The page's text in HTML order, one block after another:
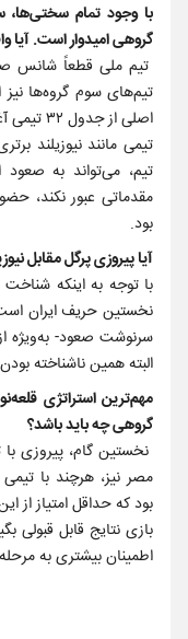
با وجود تمام سختی‌ها،
گروهی امیدوار است. آیا
تیم ملی قطعاً شانس
تیم‌های سوم گروه‌ها
اصلی از
تیمی مانند نیوزیلند
تیم، می‌تواند به صعود
مقدماتی عبور نکند،
بود.
آیا پیروزی پرگل مقابل
با توجه به اینکه شناخت
نخستین حریف ایران
سرنوشت صعود- به‌ویژه
البته همین ناشناخته
مهم‌ترین استراتژی
گروهی چه باید باشد؟
نخستین گام، پیروزی با
مصر نیز، هرچند با تیمی
بود که حداقل امتیاز از
بازی نتایج قابل قبولی
اطمینان بیشتری به